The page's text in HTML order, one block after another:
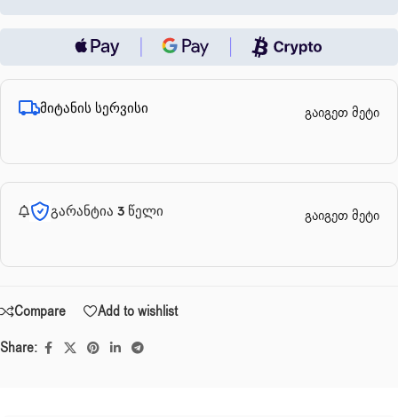
მიტანის სერვისი გაიგეთ მეტი
გარანტია 3 წელი გაიგეთ მეტი
Compare
Add to wishlist
Share: